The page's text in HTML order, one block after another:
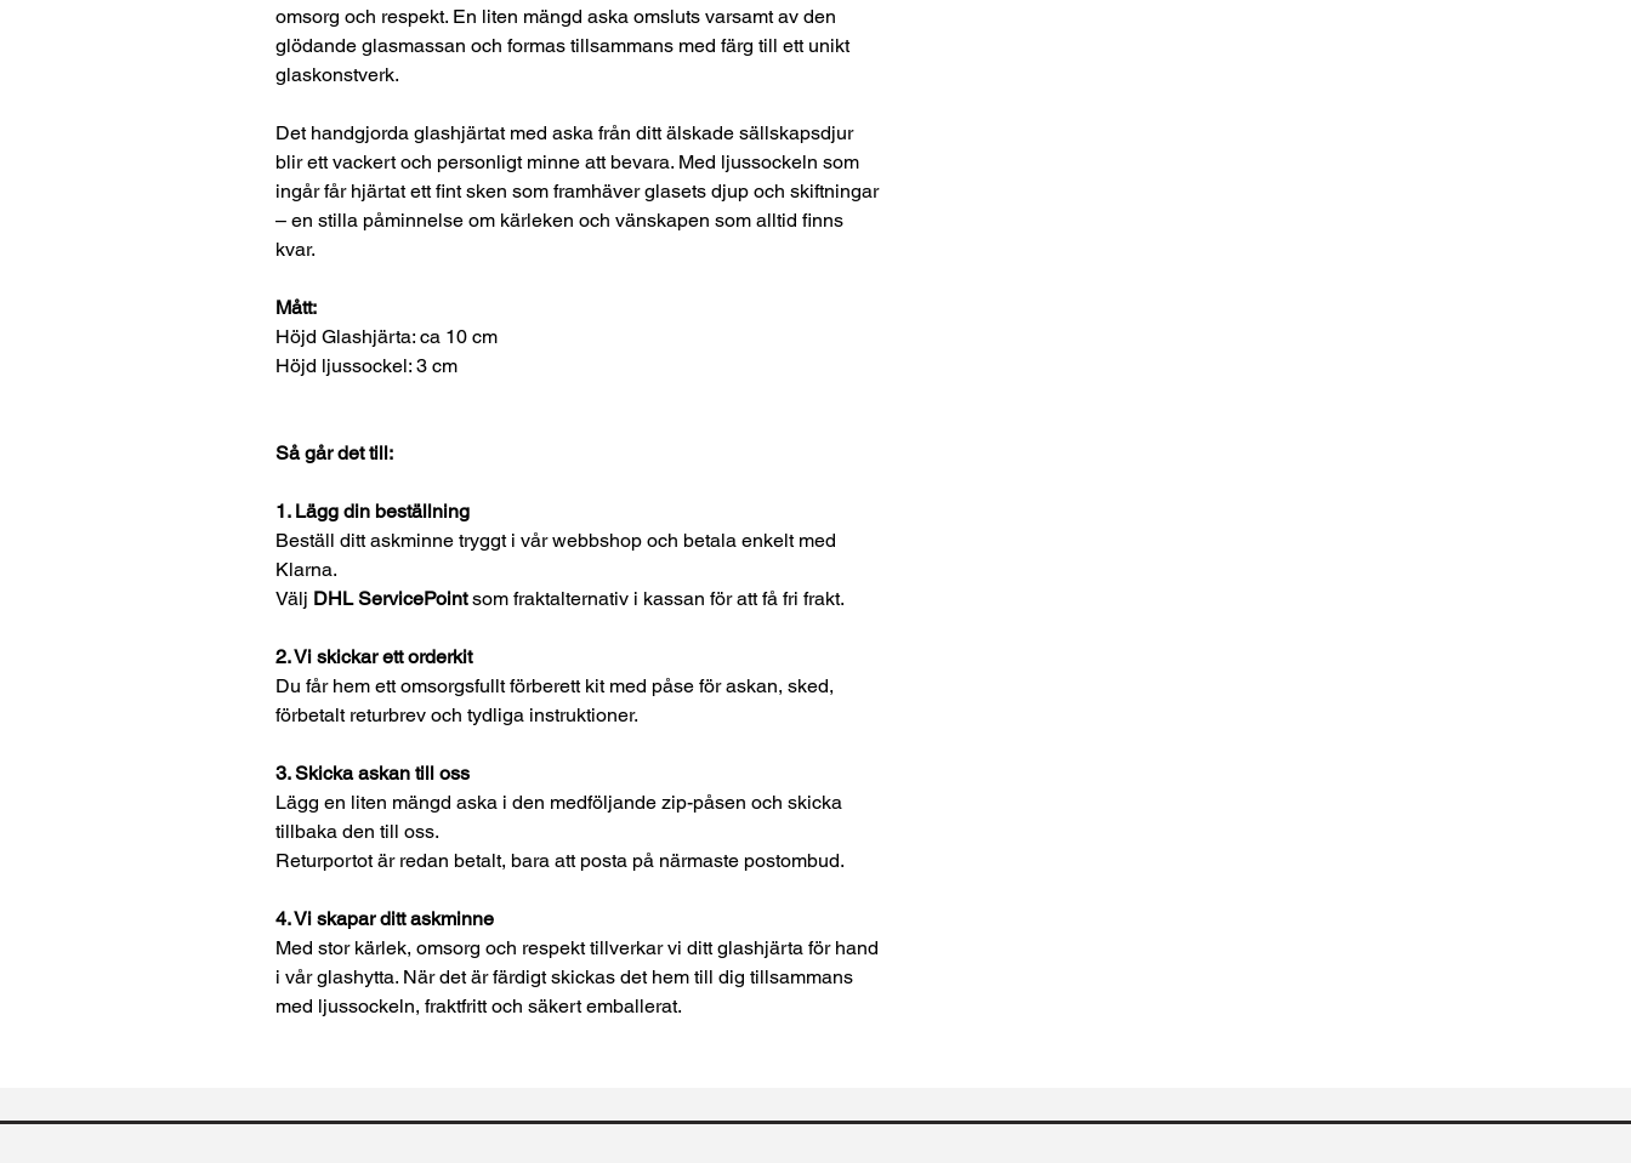
omsorg och respekt. En liten mängd aska omsluts varsamt av den
glödande glasmassan och formas tillsammans med färg till ett unikt
glaskonstverk.
Det handgjorda glashjärtat med aska från ditt älskade sällskapsdjur
blir ett vackert och personligt minne att bevara. Med ljussockeln som
ingår får hjärtat ett fint sken som framhäver glasets djup och skiftningar
– en stilla påminnelse om kärleken och vänskapen som alltid finns
kvar.
Mått:
Höjd Glashjärta: ca 10 cm
Höjd ljussockel: 3 cm
Så går det till:
1. Lägg din beställning
Beställ ditt askminne tryggt i vår webbshop och betala enkelt med
Klarna.
Välj DHL ServicePointsom fraktalternativ i kassan för att få fri frakt.
2. Vi skickar ett orderkit
Du får hem ett omsorgsfullt förberett kit med påse för askan, sked,
förbetalt returbrev och tydliga instruktioner.
3. Skicka askan till oss
Lägg en liten mängd aska i den medföljande zip-påsen och skicka
tillbaka den till oss.
Returportot är redan betalt, bara att posta på närmaste postombud.
4. Vi skapar ditt askminne
Med stor kärlek, omsorg och respekt tillverkar vi ditt glashjärta för hand
i vår glashytta. När det är färdigt skickas det hem till dig tillsammans
med ljussockeln, fraktfritt och säkert emballerat.